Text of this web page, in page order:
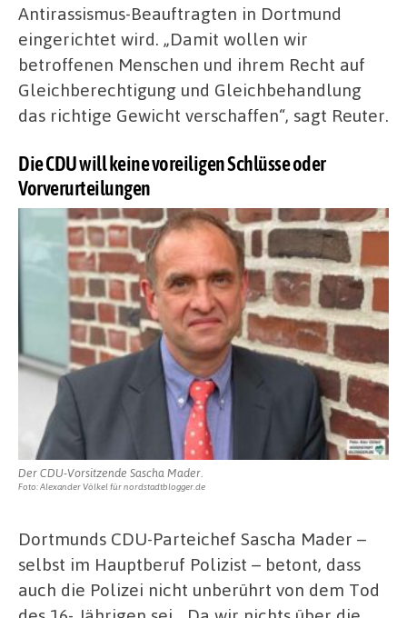
Antirassismus-Beauftragten in Dortmund
eingerichtet wird. „Damit wollen wir
betroffenen Menschen und ihrem Recht auf
Gleichberechtigung und Gleichbehandlung
das richtige Gewicht verschaffen“, sagt Reuter.
Die CDU will keine voreiligen Schlüsse oder
Vorverurteilungen
Der CDU-Vorsitzende Sascha Mader.
Foto: Alexander Völkel für nordstadtblogger.de
Dortmunds CDU-Parteichef Sascha Mader –
selbst im Hauptberuf Polizist – betont, dass
auch die Polizei nicht unberührt von dem Tod